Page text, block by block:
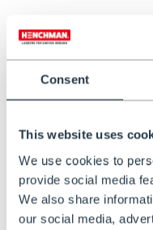
Consent
This website uses
We use cookies to
provide social media
We also share
our social media,
Hegbestendige
voor professioneel
ervoor dat de poten van
struiken, heggen of
zonder zorgen over